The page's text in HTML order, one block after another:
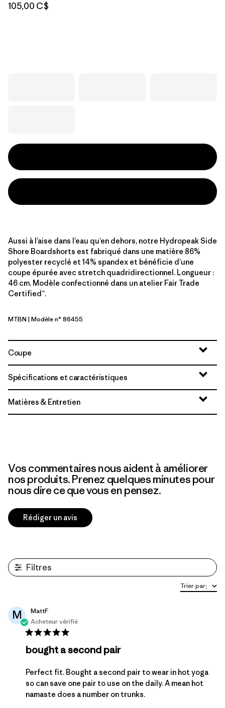
105,00 C$
Aussi à l’aise dans l’eau qu’en dehors, notre Hydropeak Side
Shore Boardshorts est fabriqué dans une matière 86%
polyester recyclé et 14% spandex et bénéficie d’une
coupe épurée avec stretch quadridirectionnel. Longueur :
46 cm. Modèle confectionné dans un atelier Fair Trade
Certified™.
Mother Tree: Basin Green
MTBN | Modèle n° 86455
Coupe
Spécifications et caractéristiques
Matières & Entretien
Vos commentaires nous aident à améliorer
nos produits. Prenez quelques minutes pour
nous dire ce que vous en pensez.
Rédiger un avis
Filtres
Trier par:
M
MattF
Acheteur vérifié
bought a second pair
Perfect fit. Bought a second pair to wear in hot yoga
so can save one pair to use on the daily. A mean hot
namaste does a number on trunks.